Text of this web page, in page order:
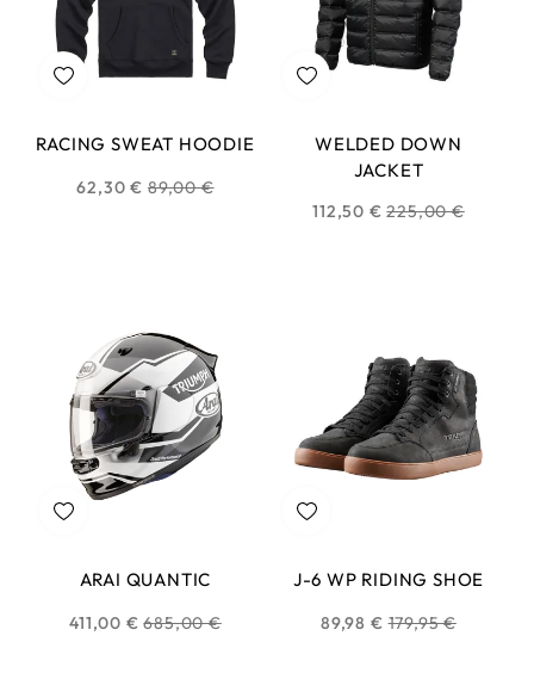
RACING SWEAT HOODIE
62,30 € Prix
89,00 €
WELDED DOWN
JACKET
112,50 € Prix
225,00 €
ARAI QUANTIC
411,00 € Prix
685,00 €
J-6 WP RIDING SHOE
89,98 € Prix
179,95 €